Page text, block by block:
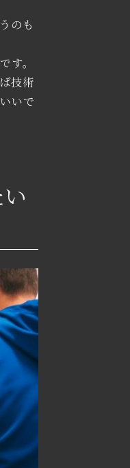
のも
す。
技術
いで